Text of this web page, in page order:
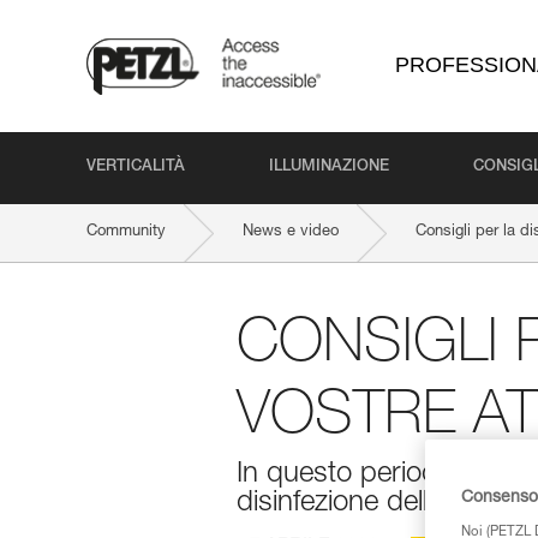
VERTICALITÀ ILLUMINAZIONE
Community News e video Consigli per la
CONSIGLI
VOSTRE
In questo periodo di
disinfezione delle
Noi